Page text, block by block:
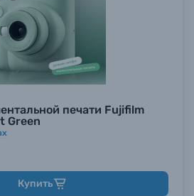
печати Fujifilm
Green
Купить